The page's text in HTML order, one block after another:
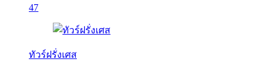
47
ทัวร์ฝรั่งเศส